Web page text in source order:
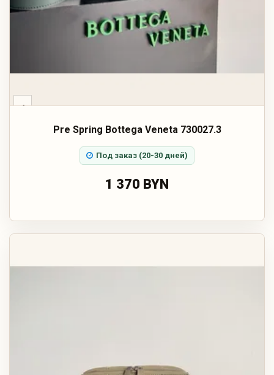
‹
Pre Spring Bottega Veneta 730027.3
Под заказ (20-30 дней)
1 370 BYN